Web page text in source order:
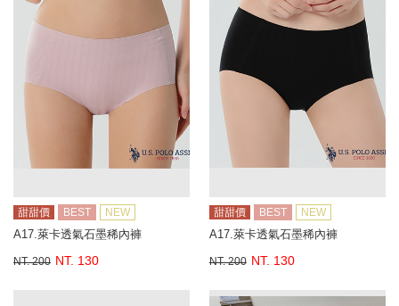
甜甜價 BEST NEW
A17.萊卡透氣石墨稀內褲
NT. 200 NT. 130
甜甜價 BEST NEW
A17.萊卡透氣石墨稀內褲
NT. 200 NT. 130